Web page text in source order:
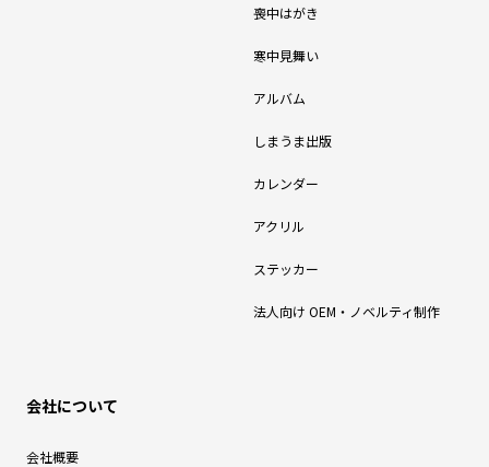
喪中はがき
寒中見舞い
アルバム
しまうま出版
カレンダー
アクリル
ステッカー
法人向け OEM・ノベルティ制作
会社について
会社概要